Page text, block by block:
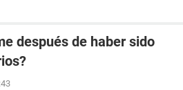
después de haber sido